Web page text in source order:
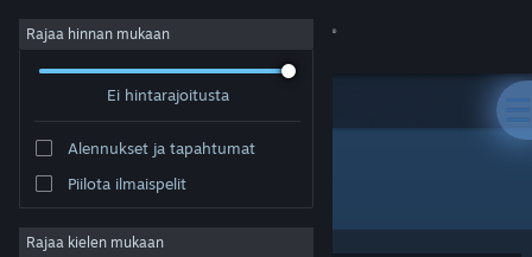
Kirjaudu sisään
Tietoa
Rajaa hinnan mukaan
Ei hintarajoitusta
Alennukset ja tapahtumat
Piilota ilmaispelit
Rajaa kielen mukaan
Kehittäjä: Yah Man Games